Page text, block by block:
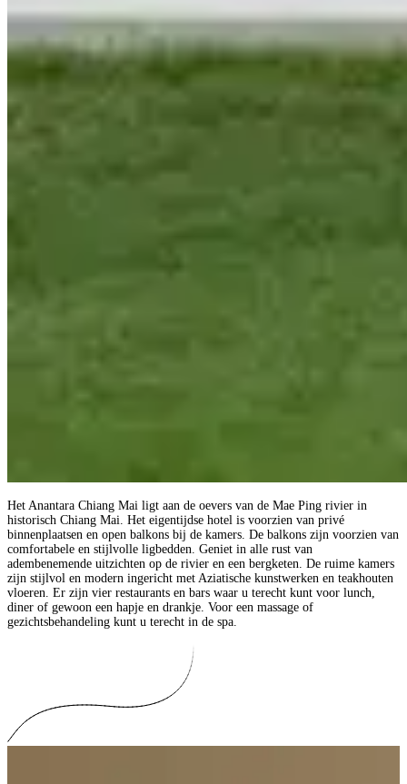
Het Anantara Chiang Mai ligt aan de oevers van de Mae Ping rivier in
historisch Chiang Mai. Het eigentijdse hotel is voorzien van privé
binnenplaatsen en open balkons bij de kamers. De balkons zijn voorzien van
comfortabele en stijlvolle ligbedden. Geniet in alle rust van
adembenemende uitzichten op de rivier en een bergketen. De ruime kamers
zijn stijlvol en modern ingericht met Aziatische kunstwerken en teakhouten
vloeren. Er zijn vier restaurants en bars waar u terecht kunt voor lunch,
diner of gewoon een hapje en drankje. Voor een massage of
gezichtsbehandeling kunt u terecht in de spa.